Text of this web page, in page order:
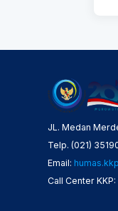
JL. Medan
Telp. (021)
Email:
Call Center KKP: